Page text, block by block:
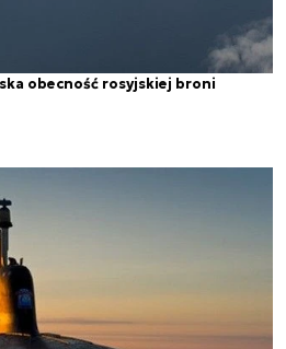
obecność rosyjskiej broni